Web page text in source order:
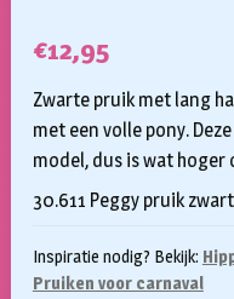
€12,95
Zwarte pruik met lang
met een volle pony.
model, dus is wat hoger
30.611 Peggy pruik
Inspiratie nodig? Bekijk:
Pruiken voor carnaval